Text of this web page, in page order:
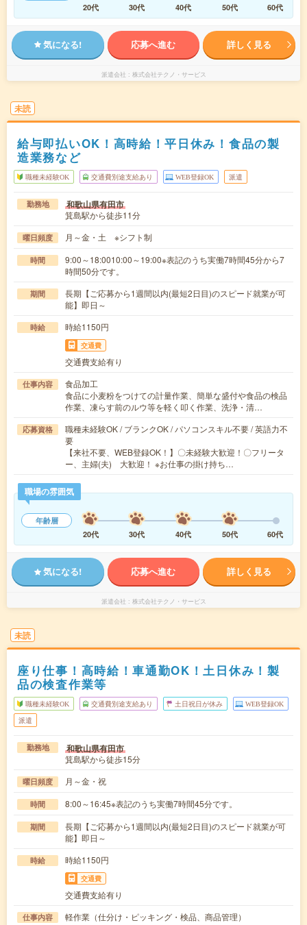
20代
30代 40代 50代 60代
気になる! 応募へ進む 詳しく見る
派遣会社 株式会社テクノ・サービス
未読
給与即払いOK！高時給！平日休み！食品の製
造業務など
職種未経験OK 交通費別途支給あり WEB登録OK 派遣
勤務地 和歌山県有田市
箕島駅から徒歩11分
曜日頻度 月～金・土 ※シフト制
時間
9:00～18:0010:00～19:00※表記のうち実働7時間45分から7
時間50分です。
期間
長期【ご応募から1週間以内(最短2日目)のスピード就業が可
能】即日～
時給 時給1150円
交通費
交通費支給有り
仕事内容
食品加工
食品に小麦粉をつけての計量作業、簡単な盛付や食品の検品
作業、凍らす前のルウ等を軽く叩く作業、洗浄・清…
応募資格
職種未経験OK / ブランクOK / パソコンスキル不要 / 英語力不
要
【来社不要、WEB登録OK！】〇未経験大歓迎！〇フリータ
ー、主婦(夫) 大歓迎！ ※お仕事の掛け持ち…
職場の雰囲気
年齢層
20代
30代 40代 50代 60代
気になる! 応募へ進む 詳しく見る
派遣会社 株式会社テクノ・サービス
未読
座り仕事！高時給！車通勤OK！土日休み！製
品の検査作業等
職種未経験OK 交通費別途支給あり 土日祝日が休み WEB登録OK
派遣
勤務地 和歌山県有田市
箕島駅から徒歩15分
曜日頻度 月～金・祝
時間 8:00～16:45※表記のうち実働7時間45分です。
期間
長期【ご応募から1週間以内(最短2日目)のスピード就業が可
能】即日～
時給 時給1150円
交通費
交通費支給有り
仕事内容
軽作業（仕分け・ピッキング・検品、商品管理）